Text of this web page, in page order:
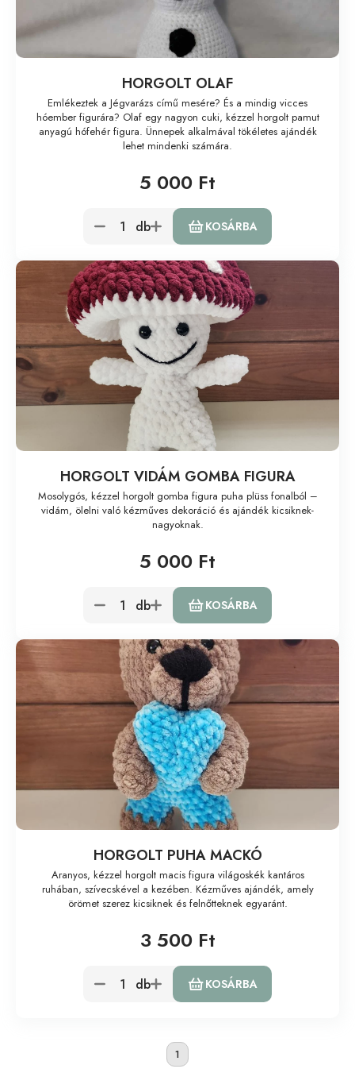
HORGOLT OLAF
Emlékeztek a Jégvarázs című mesére? És a mindig vicces
hóember figurára? Olaf egy nagyon cuki, kézzel horgolt pamut
anyagú hófehér figura. Ünnepek alkalmával tökéletes ajándék
lehet mindenki számára.
5 000 Ft
db KOSÁRBA
HORGOLT VIDÁM GOMBA FIGURA
Mosolygós, kézzel horgolt gomba figura puha plüss fonalból –
vidám, ölelni való kézműves dekoráció és ajándék kicsiknek-
nagyoknak.
5 000 Ft
db KOSÁRBA
HORGOLT PUHA MACKÓ
Aranyos, kézzel horgolt macis figura világoskék kantáros
ruhában, szívecskével a kezében. Kézműves ajándék, amely
örömet szerez kicsiknek és felnőtteknek egyaránt.
3 500 Ft
db KOSÁRBA
1